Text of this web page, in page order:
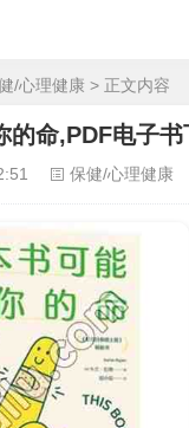
/心理健康 > 正文内容
的命,PDF电子
保健/心理健康